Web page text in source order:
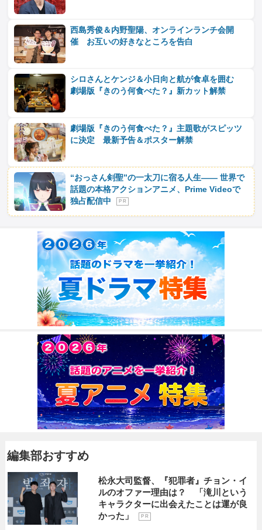
西島秀俊＆内野聖陽、オンラインランチ会開
催 お互いの好きなところを告白
シロさんとケンジ＆小日向と航が食卓を囲む
劇場版『きのう何食べた？』新カット解禁
劇場版『きのう何食べた？』主題歌がスピッツ
に決定 最新予告＆ポスター解禁
“おっさん剣聖”の一太刀に宿る人生―― 世界で
話題の本格アクションアニメ、Prime Videoで
独占配信中
P R
編集部おすすめ
松永大司監督、『犯罪者』チョン・イ
ルのオファー理由は？ 「滝川という
キャラクターに出会えたことは運が良
かった」
P R